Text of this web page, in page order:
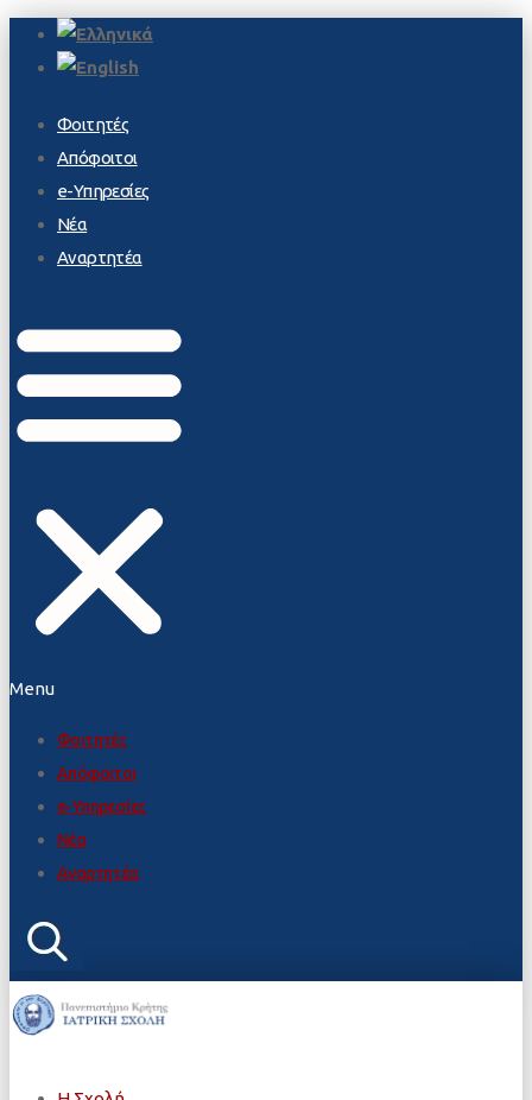
Φοιτητές
Απόφοιτοι
e-Υπηρεσίες
Νέα
Αναρτητέα
Menu
Φοιτητές
Απόφοιτοι
e-Υπηρεσίες
Νέα
Αναρτητέα